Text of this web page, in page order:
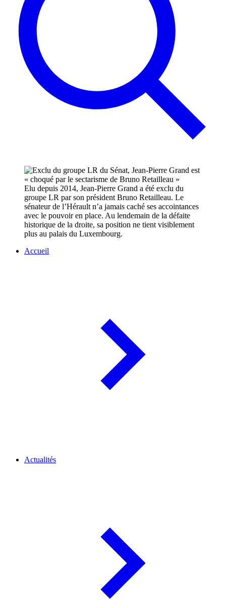
Elu depuis 2014, Jean-Pierre Grand a été exclu du
groupe LR par son président Bruno Retailleau. Le
sénateur de l’Hérault n’a jamais caché ses accointances
avec le pouvoir en place. Au lendemain de la défaite
historique de la droite, sa position ne tient visiblement
plus au palais du Luxembourg.
Accueil
Actualités